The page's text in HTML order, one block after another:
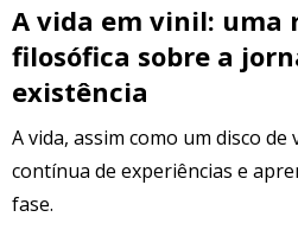
A vida em vinil: uma
filosófica sobre a
existência
A vida, assim como um disco
contínua de experiências e
fase.